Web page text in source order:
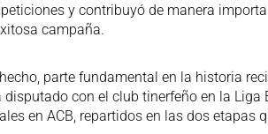
y contribuyó de manera
campaña.
parte fundamental en la historia
con el club tinerfeño en la Liga
en ACB, repartidos en las dos etapas